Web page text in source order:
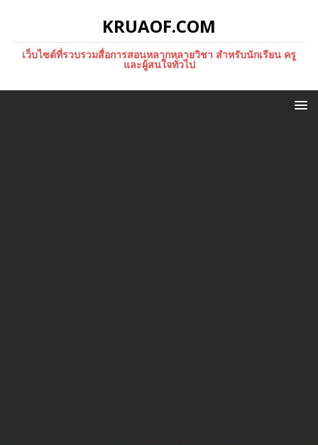
KRUAOF.COM
เว็บไซต์ที่รวบรวมสื่อการสอนหลากหลายวิชา สำหรับนักเรียน ครู
และผู้สนใจทั่วไป